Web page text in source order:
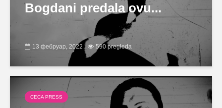
Bogdani predala ovu...
13 фебруар, 2022 590 pregleda
CECA PRESS